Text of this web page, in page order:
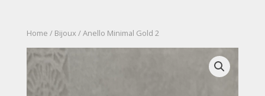
Home / Bijoux / Anello Minimal Gold 2